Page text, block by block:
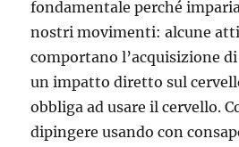
fondamentale perché
nostri movimenti: alcune
comportano l’acquisizione
un impatto diretto sul
obbliga ad usare il cervello.
dipingere usando con